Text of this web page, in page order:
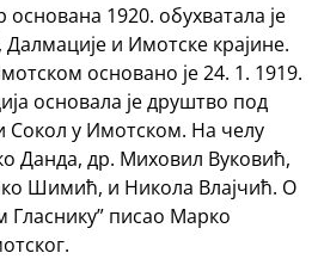
1920. обухватала је
и Имотске крајине.
основано је 24. 1. 1919.
основала је друштво под
Сокол у Имотском. На челу
Данда, др. Миховил Вуковић,
Шимић, и Никола Влајчић. О
Гласнику” писао Марко